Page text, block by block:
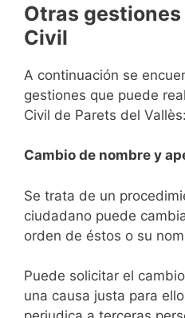
Otras
Civil
A continuación se
gestiones que puede
Civil de Parets del Vallès:
Cambio de nombre y
Se trata de un
ciudadano puede
orden de éstos o su
Puede solicitar el
una causa justa para